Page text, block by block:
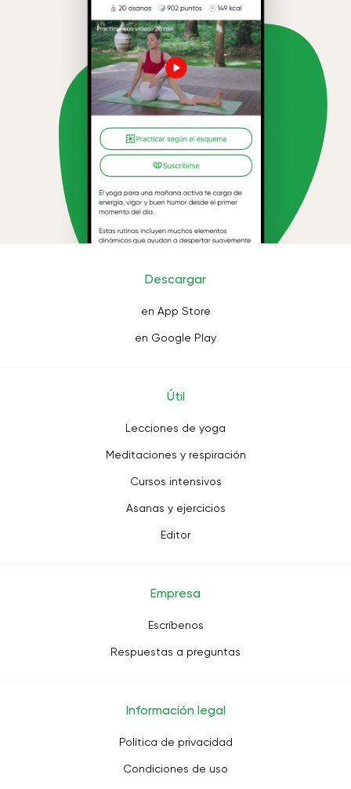
Descargar
en App Store
en Google Play
Útil
Lecciones de yoga
Meditaciones y respiración
Cursos intensivos
Asanas y ejercicios
Editor
Empresa
Escríbenos
Respuestas a preguntas
Información legal
Política de privacidad
Condiciones de uso